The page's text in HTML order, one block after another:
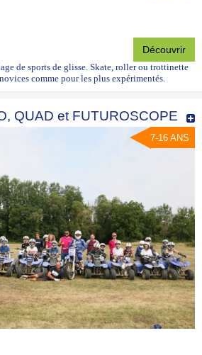
Découvrir
de sports de glisse. Skate, roller ou trottinette
comme pour les plus expérimentés.
QUAD et FUTUROSCOPE
7-16 ANS